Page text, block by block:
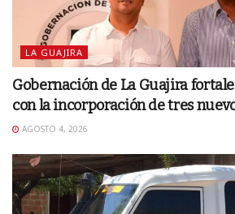
LA GUAJIRA
Gobernación de La Guajira
con la incorporación de tres
AGOSTO 4, 2026